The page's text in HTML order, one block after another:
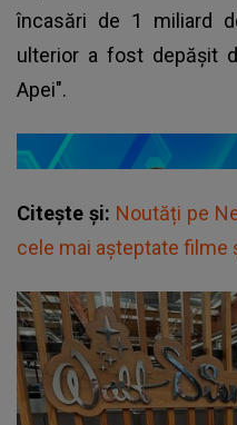
încasări de 1 miliard
ulterior a fost depășit
Apei".
Citește și: Noutăți pe
cele mai așteptate filme